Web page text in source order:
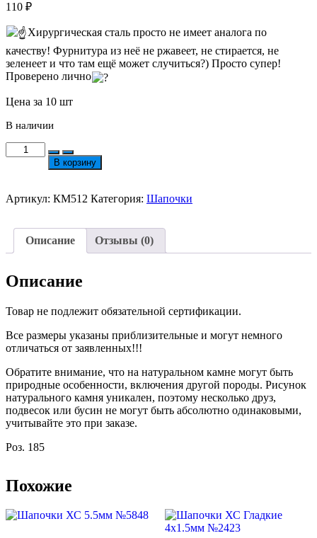
110 ₽
Хирургическая сталь просто не имеет аналога по
качеству! Фурнитура из неё не ржавеет, не стирается, не
зеленеет и что там ещё может случиться?) Просто супер!
Проверено лично
Цена за 10 шт
В наличии
Количество
товара
Шапочки
15х2.5
В корзину
Артикул: КМ512 Категория: Шапочки
Описание Отзывы (0)
Описание
Товар не подлежит обязательной сертификации.
Все размеры указаны приблизительные и могут немного
отличаться от заявленных!!!
Обратите внимание, что на натуральном камне могут быть
природные особенности, включения другой породы. Рисунок
натурального камня уникален, поэтому несколько друз,
подвесок или бусин не могут быть абсолютно одинаковыми,
учитывайте это при заказе.
Роз. 185
Похожие